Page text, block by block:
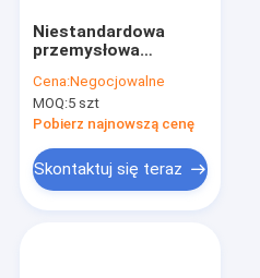
Niestandardowa
przemysłowa
do honowania do
precyzyjnego
polerowania otworów
Cena:Negocjowalne
MOQ:5 szt
Pobierz najnowszą cenę
Skontaktuj się teraz